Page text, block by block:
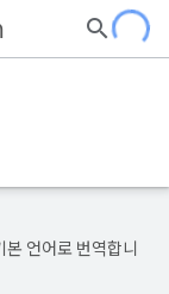
언어로 번역합니